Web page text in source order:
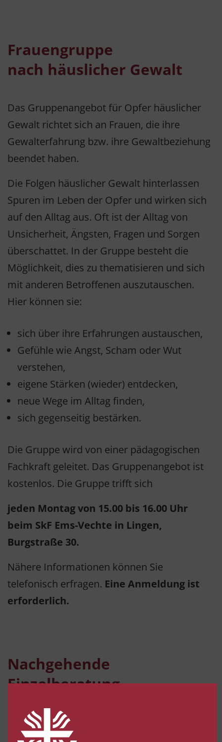
Frauengruppe
nach häuslicher Gewalt
Das Gruppenangebot für Opfer häuslicher
Gewalt richtet sich an Frauen, die ihre
Gewalterfahrung bzw. ihre Gewaltbeziehung
beendet haben.
Die Folgen häuslicher Gewalt hinterlassen
Spuren im Leben der Opfer und wirken sich
auf den Alltag aus. Oft ist der Alltag von
Unsicherheit, Ängsten, Fragen und Sorgen
überschattet. In der Gruppe besteht die
Möglichkeit, dies zu thematisieren und sich
mit anderen Betroffenen auszutauschen.
Hier können sie:
sich über ihre Erfahrungen austauschen,
Gefühle wie Angst, Scham oder Wut
verstehen,
eigene Stärken (wieder) entdecken,
neue Wege im Alltag finden,
sich gegenseitig bestärken.
Die Gruppe wird von einer pädagogischen
Fachkraft geleitet. Das Gruppenangebot ist
kostenlos. Die Gruppe trifft sich
jeden Montag von 15.00 bis 16.00 Uhr
beim SkF Ems-Vechte in Lingen,
Burgstraße 30.
Nähere Informationen können Sie
telefonisch erfragen. Eine Anmeldung ist
erforderlich.
Nachgehende
Einzelberatung
Neben des Gruppenangebotes gibt es auch
die Möglichkeit der Einzelberatung. Die